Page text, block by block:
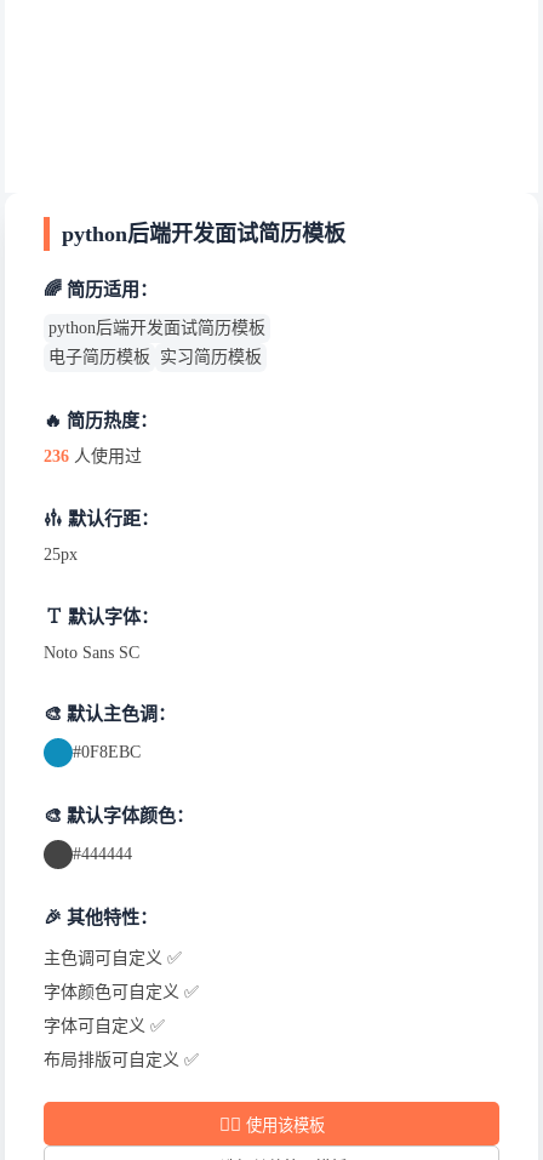
python后端开发面试简历模板
🌈 简历适用：
python后端开发面试简历模板
电子简历模板
实习简历模板
🔥 简历热度：
236 人使用过
默认行距：
25px
默认字体：
Noto Sans SC
🎨 默认主色调：
#0F8EBC
🎨 默认字体颜色：
#444444
🎉 其他特性：
主色调可自定义 ✅
字体颜色可自定义 ✅
字体可自定义 ✅
布局排版可自定义 ✅
✍🏻 使用该模板